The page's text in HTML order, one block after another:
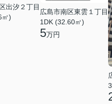
出汐２丁目
㎡)
広島市南区東雲１丁目
1DK (32.60㎡)
5万円